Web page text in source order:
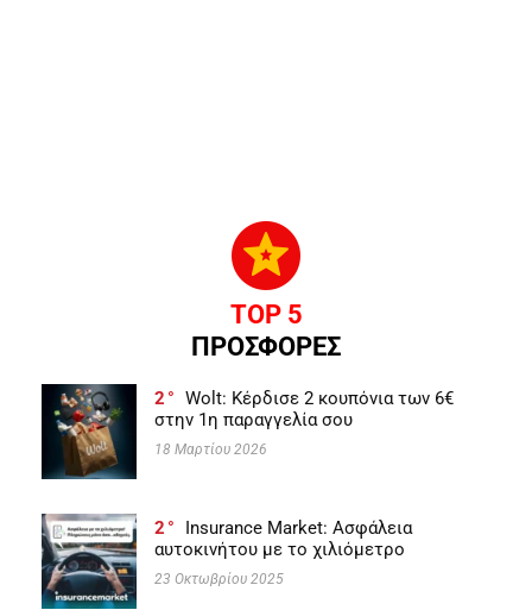
TOP 5
ΠΡΟΣΦΟΡΕΣ
2
Wolt: Κέρδισε 2 κουπόνια των 6€
στην 1η παραγγελία σου
18 Μαρτίου 2026
2
Insurance Market: Ασφάλεια
αυτοκινήτου με το χιλιόμετρο
23 Οκτωβρίου 2025